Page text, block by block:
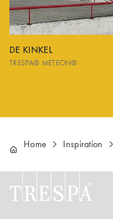
DE KINKEL
TRESPA® METEON®
Home Inspiration